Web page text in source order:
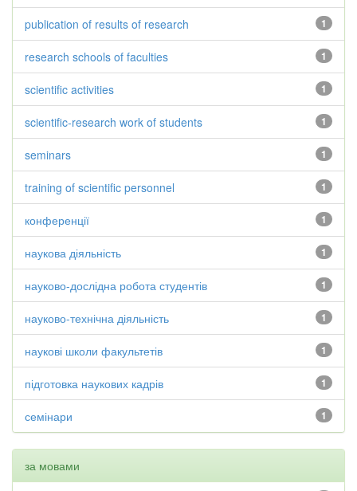
1
publication of results of research
1
research schools of faculties
1
scientific activities
1
scientific-research work of students
1
seminars
1
training of scientific personnel
1
конференції
1
наукова діяльність
1
науково-дослідна робота студентів
1
науково-технічна діяльність
1
наукові школи факультетів
1
підготовка наукових кадрів
1
семінари
за мовами